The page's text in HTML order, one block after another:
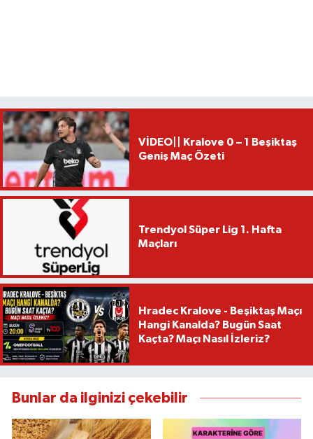
VİDEO|| Kralove 0 – 1 Beşiktaş
Geniş Maç Özeti
Trendyol Süper Lig 1. Hafta
Maçları
Hradec Kralove - Beşiktaş Maçı
Hangi Kanalda? Bugün Saat
Kaçta? Maçı Nasıl İzleriz?
Bunlar da ilginizi çekebilir